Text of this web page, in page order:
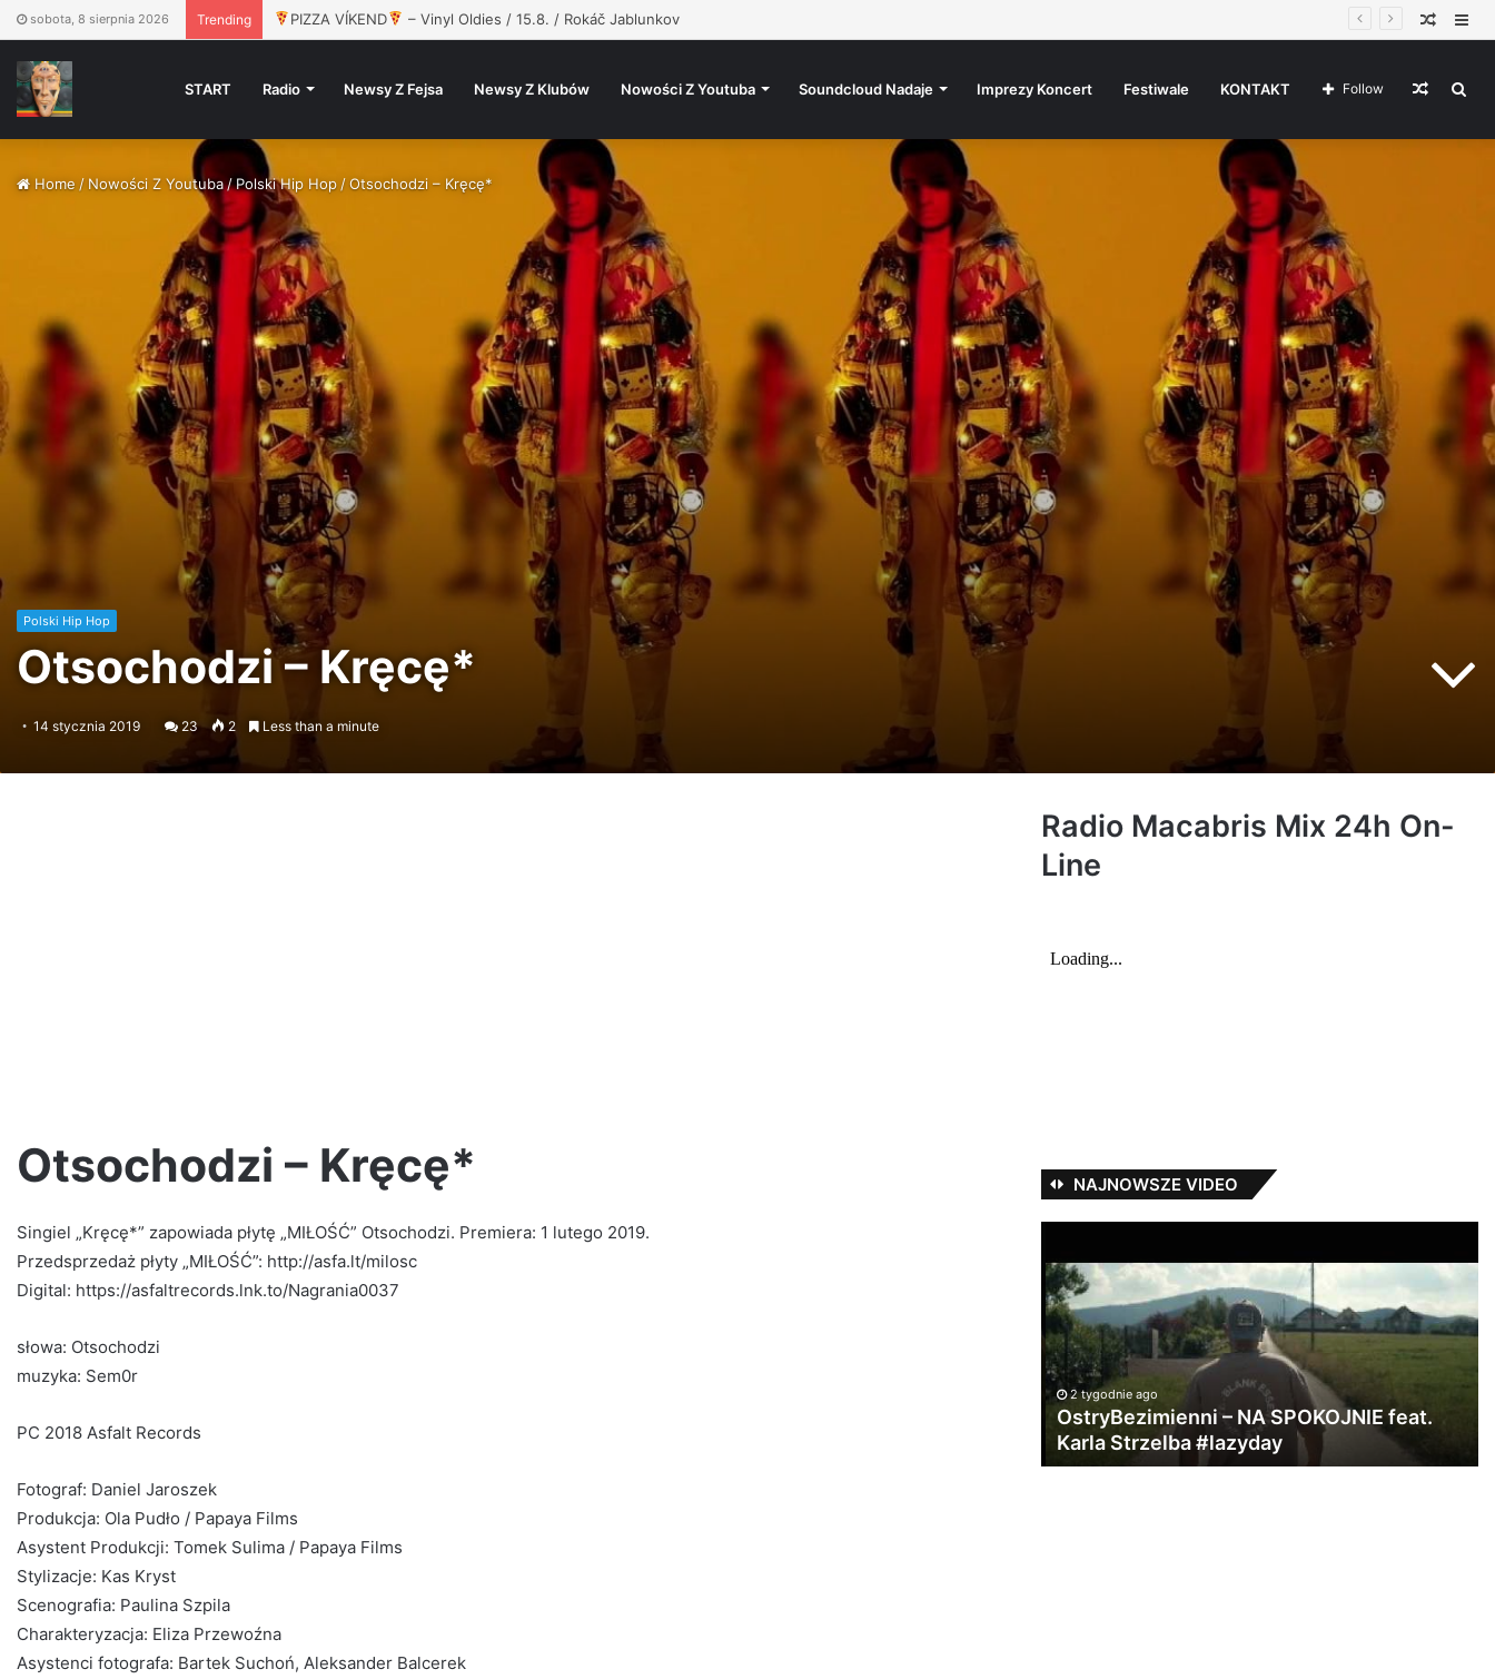
sobota, 8 sierpnia 2026 Trending Dwa Sławy, Gruby Mielzky, Pers, @atutowy – Bad Vibes Only (prod. @atutowy x The Returners) Random
START Radio Newsy Z Fejsa Newsy Z Klubów Nowości Z Youtuba Soundcloud Nadaje Imprezy Koncert Festiwale KONTAKT Random
Follow
Home /Nowości Z Youtuba/Polski Hip Hop /Otsochodzi – Kręcę*
Polski Hip Hop
Otsochodzi – Kręcę*
14 stycznia 2019 23 2 Less than a minute
Otsochodzi – Kręcę*
Singiel „Kręcę*” zapowiada płytę „MIŁOŚĆ” Otsochodzi. Premiera: 1 lutego 2019.
Przedsprzedaż płyty „MIŁOŚĆ”: http://asfa.lt/milosc
Digital: https://asfaltrecords.lnk.to/Nagrania0037
słowa: Otsochodzi
muzyka: Sem0r
PC 2018 Asfalt Records
Fotograf: Daniel Jaroszek
Produkcja: Ola Pudło / Papaya Films
Asystent Produkcji: Tomek Sulima / Papaya Films
Stylizacje: Kas Kryst
Scenografia: Paulina Szpila
Charakteryzacja: Eliza Przewoźna
Asystenci fotografa: Bartek Suchoń, Aleksander Balcerek
Radio Macabris Mix 24h On-
Line
NAJNOWSZE VIDEO
Kaz
Bałagane
Trash
Kaz Bałagane – Trash talk vol. 1
GACEK
NA
SPOKOJNIE
feat.
Karla
Strzelba
#lazyday
2 tygodnie ago
OstryBezimienni – NA SPOKOJNIE feat.
Karla Strzelba #lazyday
ft.